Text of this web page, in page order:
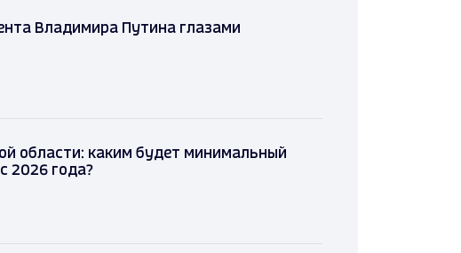
Владимира Путина глазами
области: каким будет минимальный
2026 года?